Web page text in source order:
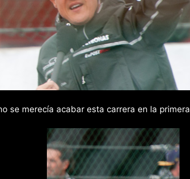
se merecía acabar esta carrera en la